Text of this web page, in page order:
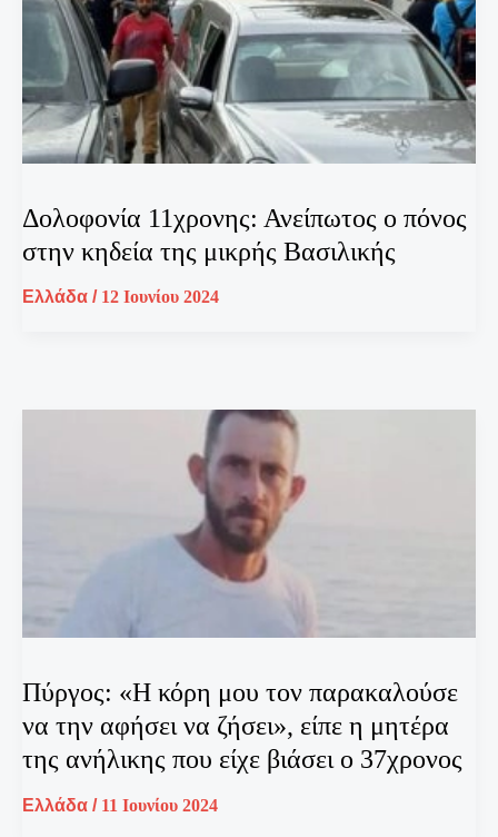
Δολοφονία 11χρονης: Ανείπωτος ο πόνος
στην κηδεία της μικρής Βασιλικής
Ελλάδα / 12 Ιουνίου 2024
Πύργος: «Η κόρη μου τον παρακαλούσε
να την αφήσει να ζήσει», είπε η μητέρα
της ανήλικης που είχε βιάσει ο 37χρονος
Ελλάδα / 11 Ιουνίου 2024